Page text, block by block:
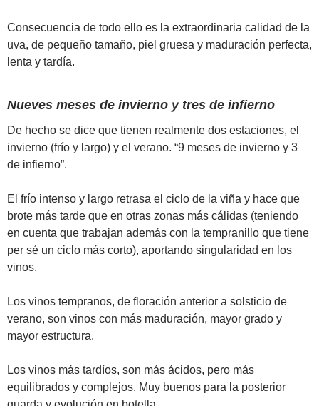
Consecuencia de todo ello es la extraordinaria calidad de la
uva, de pequeño tamaño, piel gruesa y maduración perfecta,
lenta y tardía.
Nueves meses de invierno y tres de infierno
De hecho se dice que tienen realmente dos estaciones, el
invierno (frío y largo) y el verano. “9 meses de invierno y 3
de infierno”.
El frío intenso y largo retrasa el ciclo de la viña y hace que
brote más tarde que en otras zonas más cálidas (teniendo
en cuenta que trabajan además con la tempranillo que tiene
per sé un ciclo más corto), aportando singularidad en los
vinos.
Los vinos tempranos, de floración anterior a solsticio de
verano, son vinos con más maduración, mayor grado y
mayor estructura.
Los vinos más tardíos, son más ácidos, pero más
equilibrados y complejos. Muy buenos para la posterior